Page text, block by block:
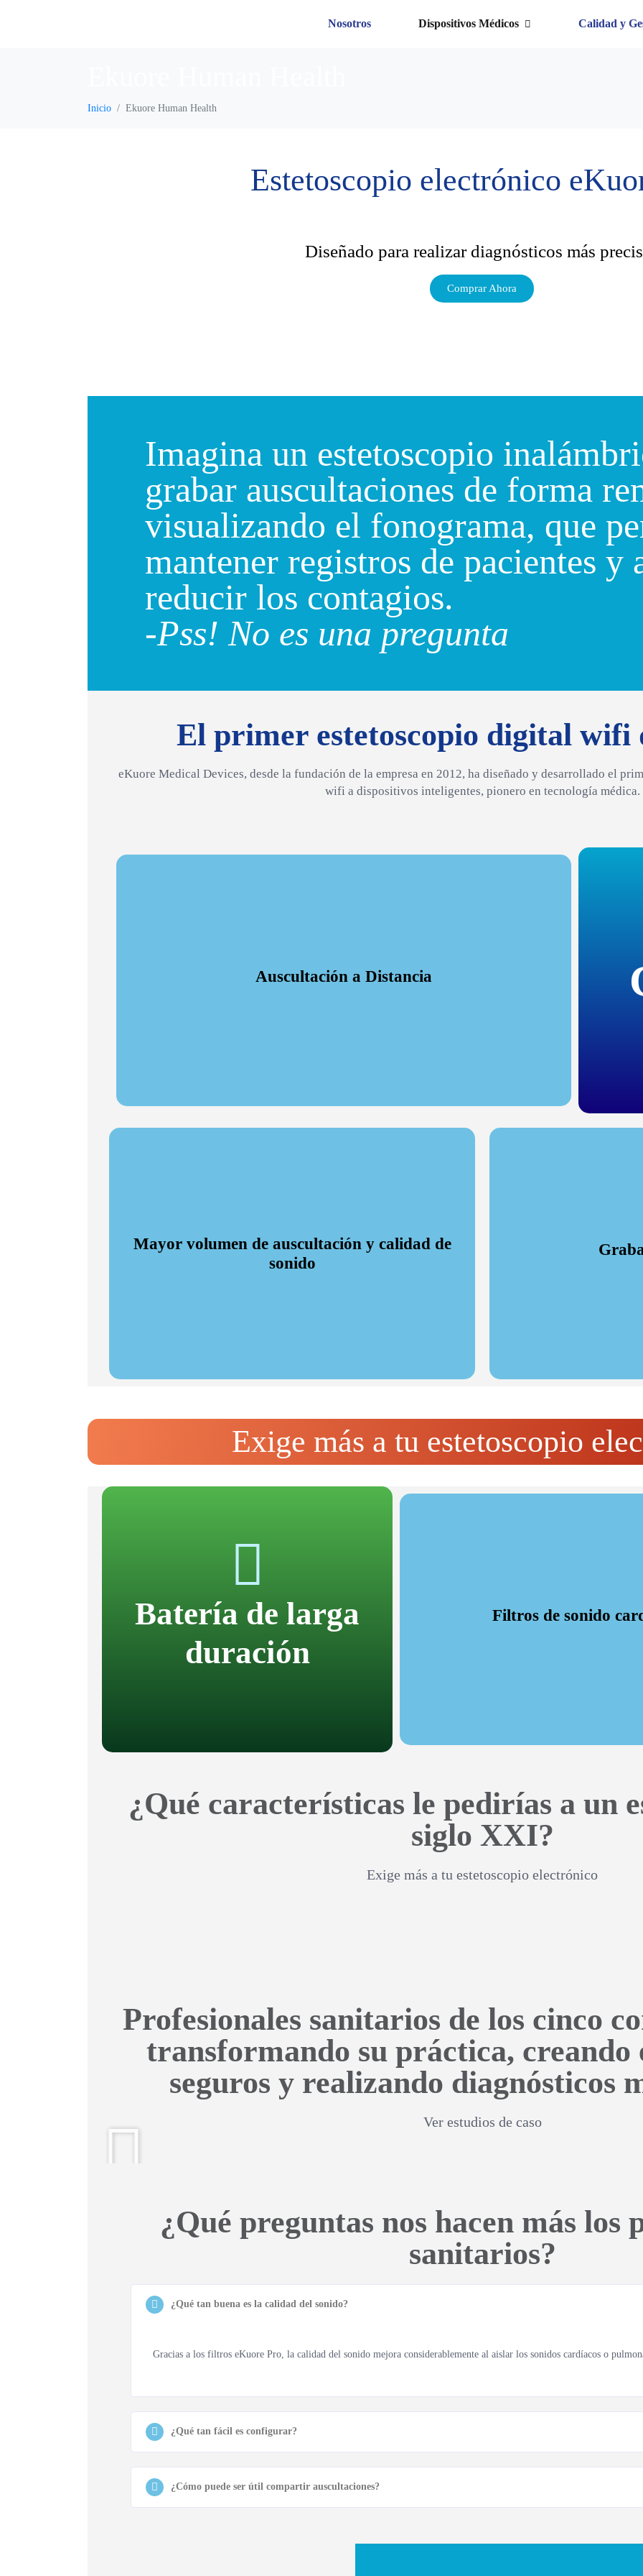
Nosotros Dispositivos Médicos Calidad y
Inicio Ekuore Human Health
Estetoscopio electrónico
Diseñado para realizar diagnósticos más
Comprar Ahora
Imagina un estetoscopio
grabar auscultaciones de forma
visualizando el fonograma, que
mantener registros de pacientes y
reducir los contagios.
-Pss! No es una pregunta
El primer estetoscopio digital wifi
eKuore Medical Devices, desde la fundación de la empresa en 2012, ha diseñado y desarrollado el
wifi a dispositivos inteligentes, pionero en tecnología médica.
Auscultación a Distancia
Beneficioso durante las pandemias, ya que proporciona un aislamiento completo entre los médicos y los pacientes
Mayor volumen de auscultación y calidad de
sonido
sonido
Obtenga el fonograma en su
Exige más a tu estetoscopio
Batería de larga
duración
Filtros de sonido
Con tres modos de filtro diferentes, sonidos cardíacos,
¿Qué características le pedirías a un
siglo XXI?
Exige más a tu estetoscopio electrónico
Profesionales sanitarios de los cinco
transformando su práctica, creando
seguros y realizando diagnósticos
Ver estudios de caso
¿Qué preguntas nos hacen más los
sanitarios?
¿Qué tan buena es la calidad del sonido?
Gracias a los filtros eKuore Pro, la calidad del sonido mejora considerablemente al aislar los sonidos cardíacos o
¿Qué tan fácil es configurar?
¿Cómo puede ser útil compartir auscultaciones?